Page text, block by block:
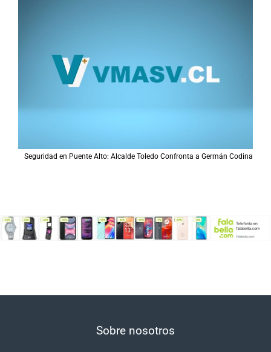
Seguridad en Puente Alto: Alcalde Toledo Confronta a Germán Codina
Sobre nosotros